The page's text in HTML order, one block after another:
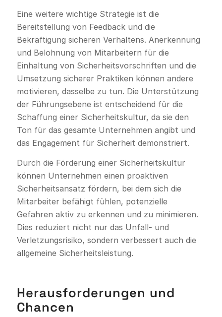
Eine weitere wichtige Strategie ist die
Bereitstellung von Feedback und die
Bekräftigung sicheren Verhaltens. Anerkennung
und Belohnung von Mitarbeitern für die
Einhaltung von Sicherheitsvorschriften und die
Umsetzung sicherer Praktiken können andere
motivieren, dasselbe zu tun. Die Unterstützung
der Führungsebene ist entscheidend für die
Schaffung einer Sicherheitskultur, da sie den
Ton für das gesamte Unternehmen angibt und
das Engagement für Sicherheit demonstriert.
Durch die Förderung einer Sicherheitskultur
können Unternehmen einen proaktiven
Sicherheitsansatz fördern, bei dem sich die
Mitarbeiter befähigt fühlen, potenzielle
Gefahren aktiv zu erkennen und zu minimieren.
Dies reduziert nicht nur das Unfall- und
Verletzungsrisiko, sondern verbessert auch die
allgemeine Sicherheitsleistung.
Herausforderungen und
Chancen